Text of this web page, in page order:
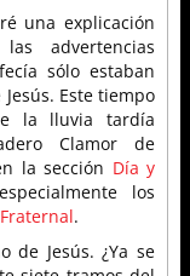
una explicación
advertencias
sólo estaban
Este tiempo
la lluvia tardía
Clamor de
la sección Día y
los
.
de Jesús. ¿Ya se